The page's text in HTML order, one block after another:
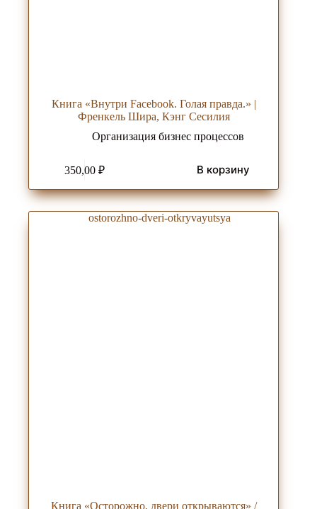
Книга «Внутри Facebook. Голая правда.» |
Френкель Шира, Кэнг Сесилия
Организация бизнес процессов
350,00 ₽ В корзину
Книга «Осторожно, двери открываются» /